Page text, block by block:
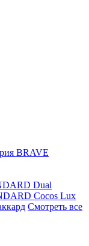
BRAVE
Dual
Cocos Lux
Смотреть все